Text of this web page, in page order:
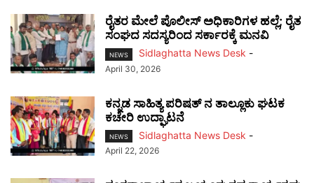
ರೈತರ ಮೇಲೆ ಪೊಲೀಸ್ ಅಧಿಕಾರಿಗಳ ಹಲ್ಲೆ; ರೈತ
ಸಂಘದ ಸದಸ್ಯರಿಂದ ಸರ್ಕಾರಕ್ಕೆ ಮನವಿ
NEWS Sidlaghatta News Desk -
April 30, 2026
ಕನ್ನಡ ಸಾಹಿತ್ಯ ಪರಿಷತ್‌ ನ ತಾಲ್ಲೂಕು ಘಟಕ
ಕಚೇರಿ ಉದ್ಘಾಟನೆ
NEWS Sidlaghatta News Desk -
April 22, 2026